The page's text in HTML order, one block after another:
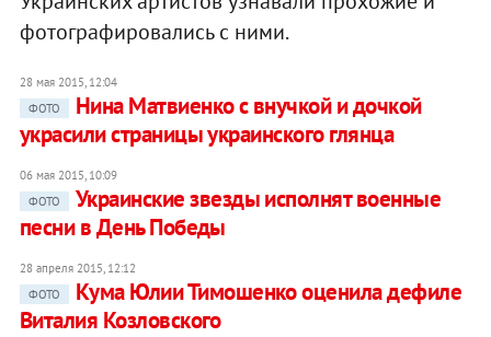
фотографировались с ними.
28 мая 2015, 12:04
ФОТО
Нина Матвиенко с внучкой и дочкой
украсили страницы украинского глянца
06 мая 2015, 10:09
ФОТО
Украинские звезды исполнят военные
песни в День Победы
28 апреля 2015, 12:12
ФОТО
Кума Юлии Тимошенко оценила дефиле
Виталия Козловского